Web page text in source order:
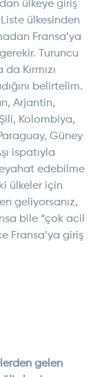
ülkeye giriş
ülkesinden
Fransa’ya
Turuncu
Kırmızı
belirtelim.
Arjantin,
Kolombiya,
Güney
ispatıyla
edebilme
ülkeler için
geliyorsanız,
bile “çok acil
Fransa’ya giriş
gelen